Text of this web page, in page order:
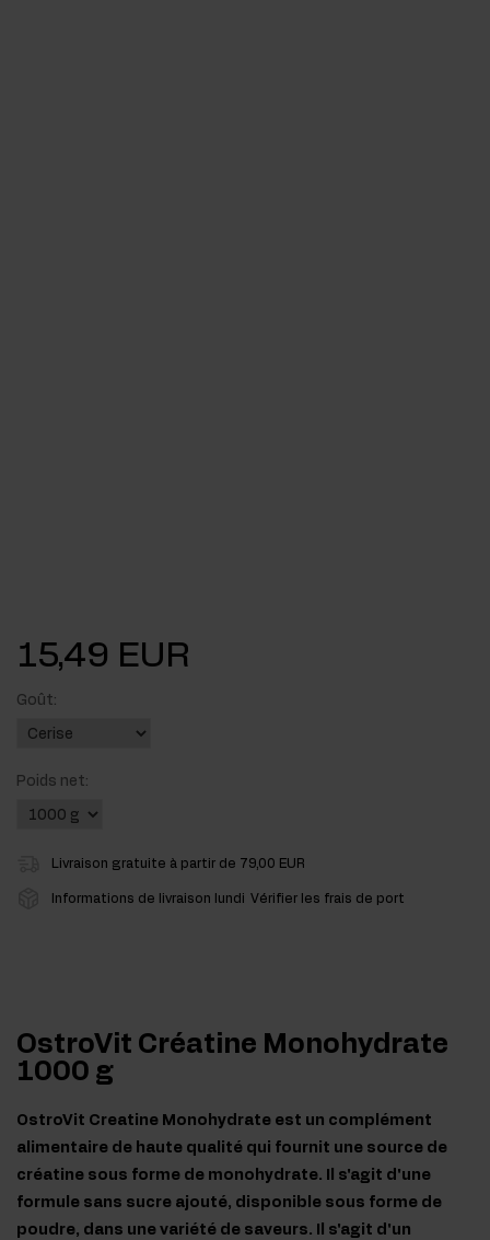
15,49 EUR
Goût:
Poids net:
Livraison gratuite à partir de 79,00 EUR
Informations de livraison lundi Vérifier les frais de port
OstroVit Créatine Monohydrate
1000 g
OstroVit Creatine Monohydrate est un complément
alimentaire de haute qualité qui fournit une source de
créatine sous forme de monohydrate. Il s'agit d'une
formule sans sucre ajouté, disponible sous forme de
poudre, dans une variété de saveurs. Il s'agit d'un